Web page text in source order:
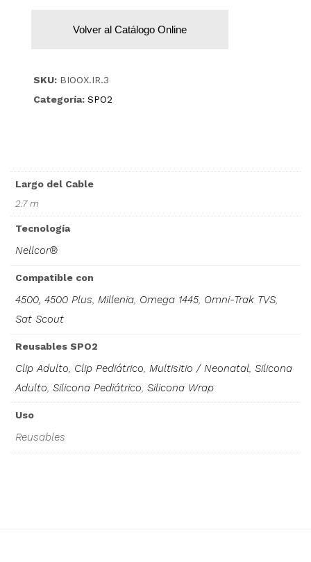
Volver al Catálogo Online
SKU: BIOOX.IR.3
Categoría: SPO2
Largo del Cable
2.7 m
Tecnología
Nellcor®
Compatible con
4500, 4500 Plus, Millenia, Omega 1445, Omni-Trak TVS,
Sat Scout
Reusables SPO2
Clip Adulto, Clip Pediátrico, Multisitio / Neonatal, Silicona
Adulto, Silicona Pediátrico, Silicona Wrap
Uso
Reusables